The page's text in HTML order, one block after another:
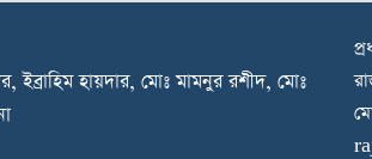
ইব্রাহিম হায়দার, মোঃ মামনুর রশীদ, মোঃ